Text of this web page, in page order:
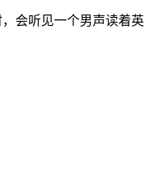
会听见一个男声读着英